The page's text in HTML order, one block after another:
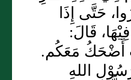
حَتَّى إِذَا
قَالَ:
أَضْحَكُ مَعَكُم.
اللهِ